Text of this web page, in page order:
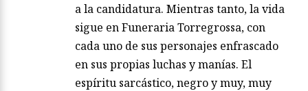
a la candidatura. Mientras tanto, la vida
sigue en Funeraria Torregrossa, con
cada uno de sus personajes enfrascado
en sus propias luchas y manías. El
espíritu sarcástico, negro y muy, muy